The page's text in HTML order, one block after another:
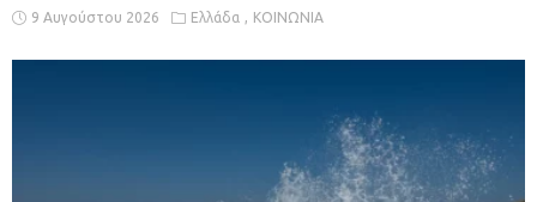
9 Αυγούστου 2026 Ελλάδα ΚΟΙΝΩΝΙΑ